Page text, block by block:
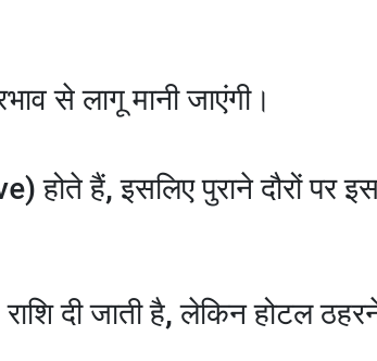
से लागू मानी जाएंगी।
हैं, इसलिए पुराने दौरों पर
दी जाती है, लेकिन होटल